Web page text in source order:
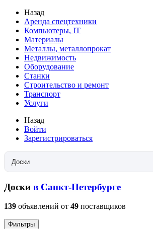
Назад
Аренда спецтехники
Компьютеры, IT
Материалы
Металлы, металлопрокат
Недвижимость
Оборудование
Станки
Строительство и ремонт
Транспорт
Услуги
Назад
Войти
Зарегистрироваться
Доски
Доски в Санкт-Петербурге
139 объявлений от 49 поставщиков
Фильтры